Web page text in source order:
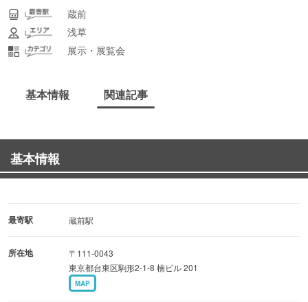
蔵前
浅草
展示・展覧会
基本情報 関連記事
基本情報
最寄駅 蔵前駅
所在地
〒111-0043
東京都台東区駒形2-1-8 楠ビル 201
MAP